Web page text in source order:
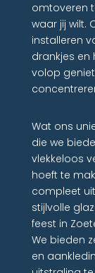
omtoveren
waar jij wilt.
installeren
drankjes en
volop
Wat ons
die we
vlekkeloos
hoeft te
compleet
stijlvolle
feest in
We bieden
en